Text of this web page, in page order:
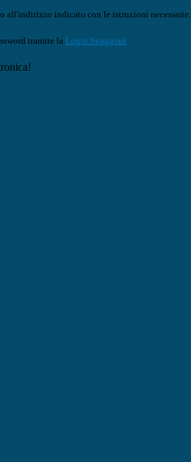
all'indirizzo indicato con le istruzioni necessarie.
tramite la Login Spaggiari